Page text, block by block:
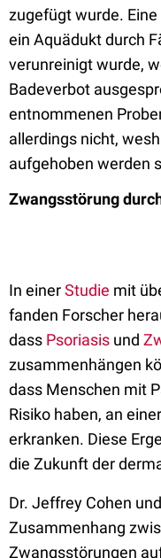
zugefügt wurde.
ein Aquädukt durch
verunreinigt wurde,
Badeverbot
entnommenen
allerdings nicht,
aufgehoben werden
Zwangsstörung
In einerStudie mit
fanden Forscher
dass Psoriasis und
zusammenhängen
dass Menschen mit
Risiko haben, an
erkranken. Diese
die Zukunft der
Dr. Jeffrey Cohen
Zusammenhang
Zwangsstörungen